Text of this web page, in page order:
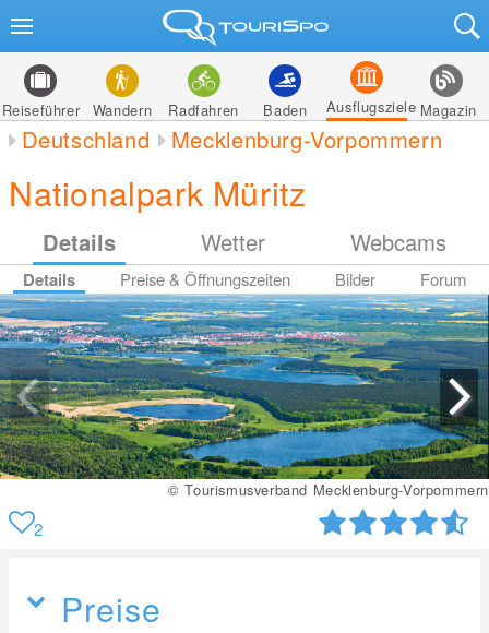
Reiseführer Wandern Radfahren Baden Ausflugsziele Magazin
Deutschland Mecklenburg-Vorpommern
Nationalpark Müritz
Details Wetter Webcams
Details Preise & Öffnungszeiten Bilder Forum
© Tourismusverband Mecklenburg-
2
Preise